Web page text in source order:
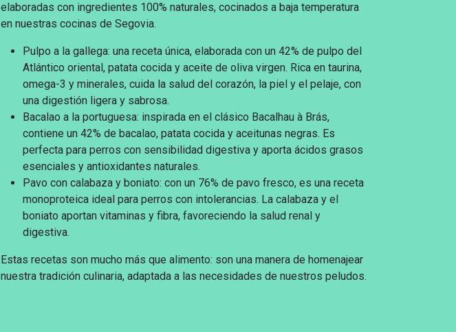
elaboradas con ingredientes 100% naturales, cocinados a baja temperatura
en nuestras cocinas de Segovia.
Pulpo a la gallega: una receta única, elaborada con un 42% de pulpo del
Atlántico oriental, patata cocida y aceite de oliva virgen. Rica en taurina,
omega-3 y minerales, cuida la salud del corazón, la piel y el pelaje, con
una digestión ligera y sabrosa.
Bacalao a la portuguesa: inspirada en el clásico Bacalhau à Brás,
contiene un 42% de bacalao, patata cocida y aceitunas negras. Es
perfecta para perros con sensibilidad digestiva y aporta ácidos grasos
esenciales y antioxidantes naturales.
Pavo con calabaza y boniato: con un 76% de pavo fresco, es una receta
monoproteica ideal para perros con intolerancias. La calabaza y el
boniato aportan vitaminas y fibra, favoreciendo la salud renal y
digestiva.
Estas recetas son mucho más que alimento: son una manera de homenajear
nuestra tradición culinaria, adaptada a las necesidades de nuestros peludos.